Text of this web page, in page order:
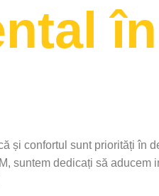
și confortul sunt priorități în
suntem dedicați să aducem